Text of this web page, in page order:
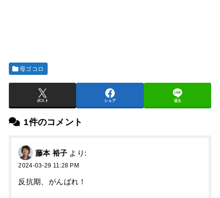
母ゴコロ
ポスト シェア 送る
1件のコメント
藤本 裕子 より:
2024-03-29 11:28 PM
反抗期、がんばれ！